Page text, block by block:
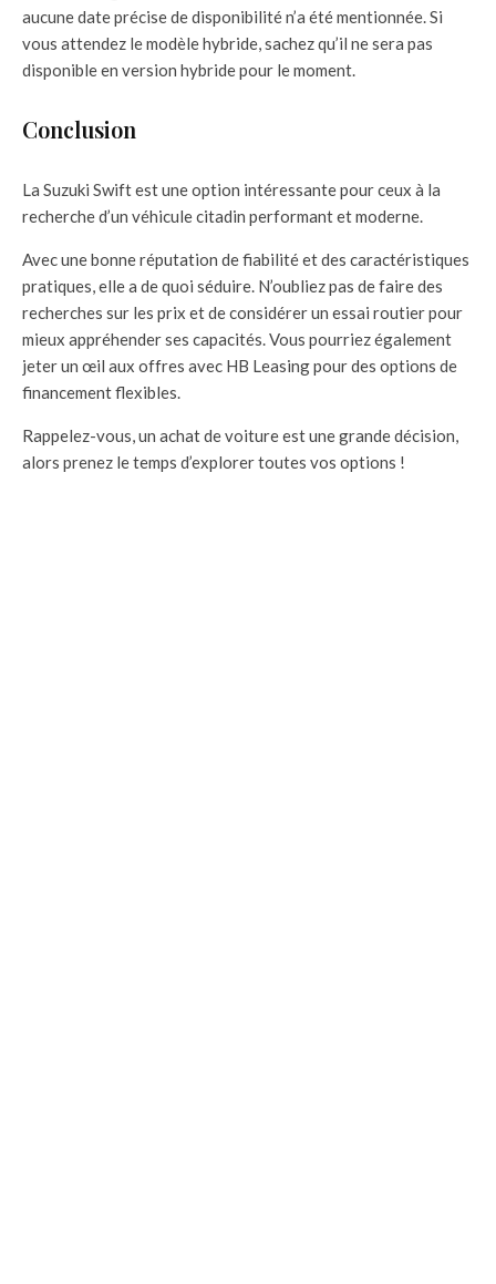
aucune date précise de disponibilité n’a été mentionnée. Si
vous attendez le modèle hybride, sachez qu’il ne sera pas
disponible en version hybride pour le moment.
Conclusion
La Suzuki Swift est une option intéressante pour ceux à la
recherche d’un véhicule citadin performant et moderne.
Avec une bonne réputation de fiabilité et des caractéristiques
pratiques, elle a de quoi séduire. N’oubliez pas de faire des
recherches sur les prix et de considérer un essai routier pour
mieux appréhender ses capacités. Vous pourriez également
jeter un œil aux offres avec HB Leasing pour des options de
financement flexibles.
Rappelez-vous, un achat de voiture est une grande décision,
alors prenez le temps d’explorer toutes vos options !